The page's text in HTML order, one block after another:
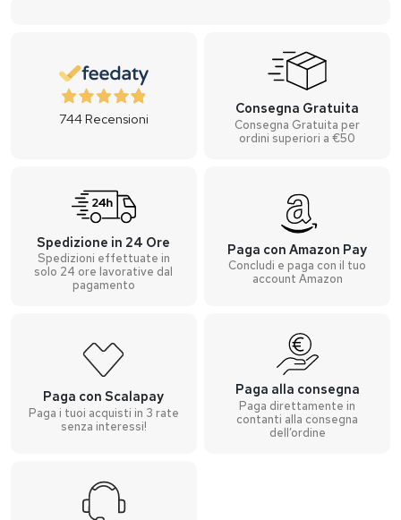
744Recensioni
Consegna Gratuita
Consegna Gratuita per
ordini superiori a €50
Spedizione in 24 Ore
Spedizioni effettuate in
solo 24 ore lavorative dal
pagamento
Paga con Amazon Pay
Concludi e paga con il tuo
account Amazon
Paga con Scalapay
Paga i tuoi acquisti in 3 rate
senza interessi!
Paga alla consegna
Paga direttamente in
contanti alla consegna
dell’ordine